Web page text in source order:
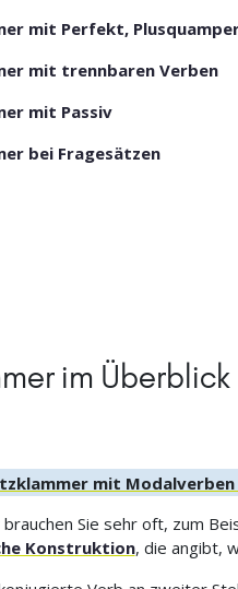
mit Perfekt,
mit trennbaren Verben
mit Passiv
bei Fragesätzen
im Überblick
mit
Sie sehr oft, zum
Konstruktion, die angibt,